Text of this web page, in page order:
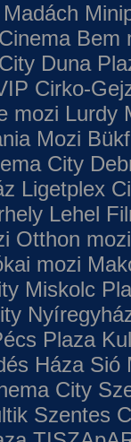
Madách
Bem
Duna
Cirko-
mozi Lurdy
Mozi
City
Ligetplex
Lehel
Otthon mozi
mozi
Miskolc
Plaza
Háza Sió
City
Szentes